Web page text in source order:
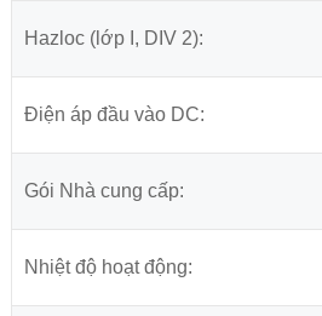
Hazloc (lớp I, DIV 2):
Điện áp đầu vào DC:
Gói Nhà cung cấp:
Nhiệt độ hoạt động: